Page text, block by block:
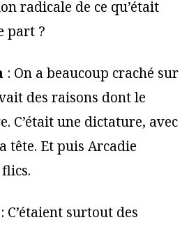
radicale de ce qu’était
part ?
: On a beaucoup craché sur
des raisons dont le
C’était une dictature, avec
tête. Et puis Arcadie
: C’étaient surtout des